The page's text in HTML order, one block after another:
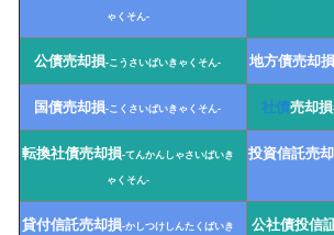
ゃくそん-
公債売却損-こうさいばいきゃくそん- 地方債売却損
国債売却損-こくさいばいきゃくそん- 社債売却損
転換社債売却損-てんかんしゃさいばいき
ゃくそん-
投資信託売
貸付信託売却損-かしつけしんたくばいき 公社債投信